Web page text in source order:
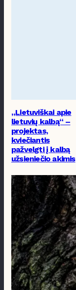
„Lietuviškai apie
lietuvių kalbą“ –
projektas,
kviečiantis
pažvelgti į kalbą
užsieniečio akimis